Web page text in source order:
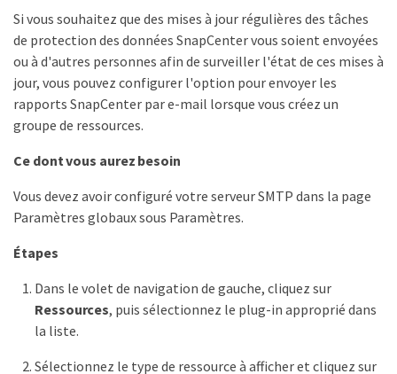
Si vous souhaitez que des mises à jour régulières des tâches
de protection des données SnapCenter vous soient envoyées
ou à d'autres personnes afin de surveiller l'état de ces mises à
jour, vous pouvez configurer l'option pour envoyer les
rapports SnapCenter par e-mail lorsque vous créez un
groupe de ressources.
Ce dont vous aurez besoin
Vous devez avoir configuré votre serveur SMTP dans la page
Paramètres globaux sous Paramètres.
Étapes
Dans le volet de navigation de gauche, cliquez sur
Ressources, puis sélectionnez le plug-in approprié dans
la liste.
Sélectionnez le type de ressource à afficher et cliquez sur